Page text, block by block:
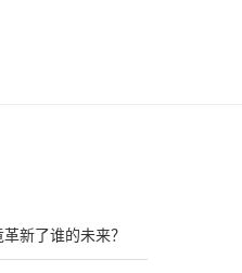
新了谁的未来？